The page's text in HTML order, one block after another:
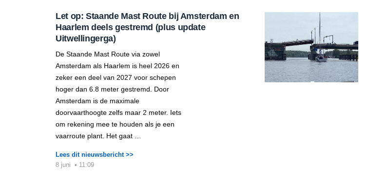
Let op: Staande Mast Route bij Amsterdam en
Haarlem deels gestremd (plus update
Uitwellingerga)
De Staande Mast Route via zowel
Amsterdam als Haarlem is heel 2026 en
zeker een deel van 2027 voor schepen
hoger dan 6.8 meter gestremd. Door
Amsterdam is de maximale
doorvaarthoogte zelfs maar 2 meter. Iets
om rekening mee te houden als je een
vaarroute plant. Het gaat …
Lees dit nieuwsbericht >>
8 juni • 11:09